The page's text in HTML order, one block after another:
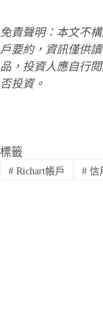
免責聲明：本文不
戶要約，資訊僅供
品，投資人應自行
否投資。
標籤
#Richart帳戶 #信